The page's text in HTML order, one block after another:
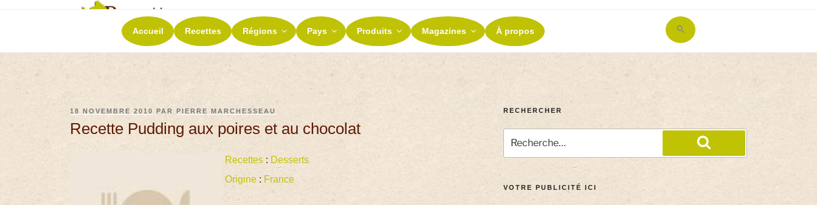
RECETTES ET TERROIRS
La richesse de nos terroirs
Accueil Recettes Régions Pays Produits Magazines À propos
Search
for:
18 NOVEMBRE 2010 PARPIERRE MARCHESSEAU
Recette Pudding aux poires et au chocolat
Recettes : Desserts
Origine : France
RECHERCHER
VOTRE PUBLICITÉ ICI